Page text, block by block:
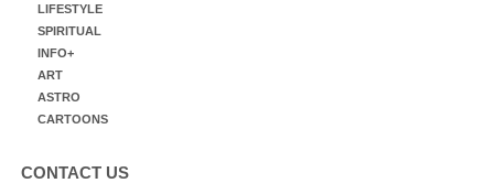
LIFESTYLE
SPIRITUAL
INFO+
ART
ASTRO
CARTOONS
CONTACT US